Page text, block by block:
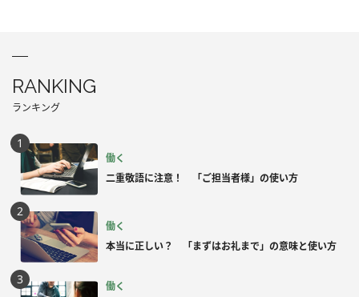
RANKING
ランキング
働く
二重敬語に注意！ 「ご担当者様」の使い方
働く
本当に正しい？ 「まずはお礼まで」の意味と使い方
働く